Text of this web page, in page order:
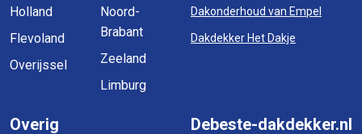
Holland
Flevoland
Overijssel
Noord-
Brabant
Zeeland
Limburg
Dakonderhoud van Empel
Dakdekker Het Dakje
Overig Debeste-dakdekker.nl